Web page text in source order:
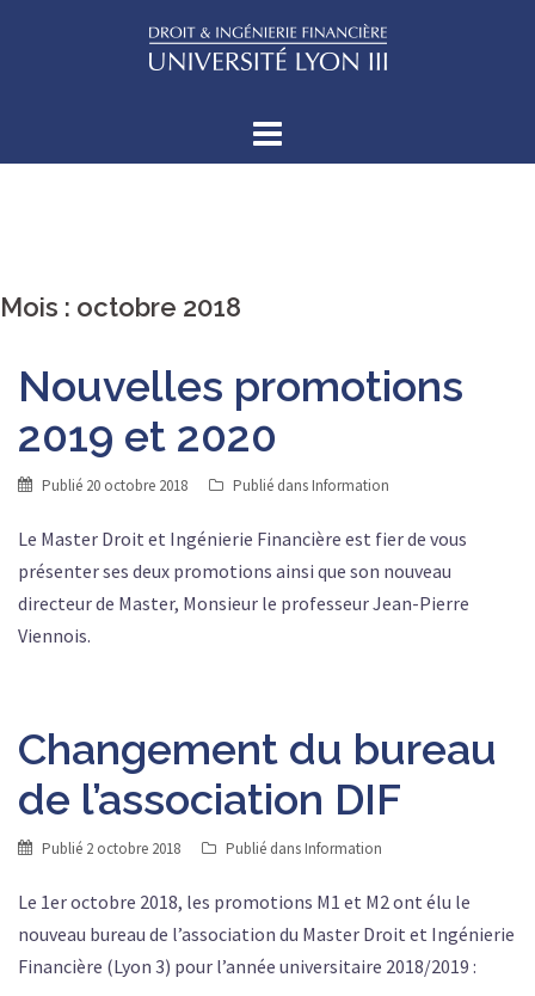
Mois : octobre 2018
Nouvelles promotions
2019 et 2020
Publié 20 octobre 2018 Publié dans Information
Le Master Droit et Ingénierie Financière est fier de vous
présenter ses deux promotions ainsi que son nouveau
directeur de Master, Monsieur le professeur Jean-Pierre
Viennois.
Changement du bureau
de l’association DIF
Publié 2 octobre 2018 Publié dans Information
Le 1er octobre 2018, les promotions M1 et M2 ont élu le
nouveau bureau de l’association du Master Droit et Ingénierie
Financière (Lyon 3) pour l’année universitaire 2018/2019 :